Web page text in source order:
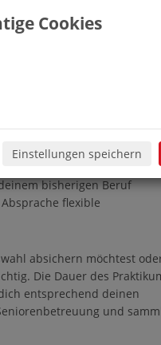
Pflege auch Kurzzeitpflege
Veränderung. Freuen
angenehmes Arbeitsumfeld
Seniorenpflege stehen
bisherigen Beruf
flexible
absichern möchtest
Die Dauer des
entsprechend deinen
und
Cookies
Einstellungen speichern